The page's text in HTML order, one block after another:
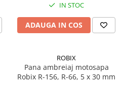
IN STOC
ADAUGA IN COS
ROBIX
Pana ambreiaj motosapa
Robix R-156, R-66, 5 x 30 mm